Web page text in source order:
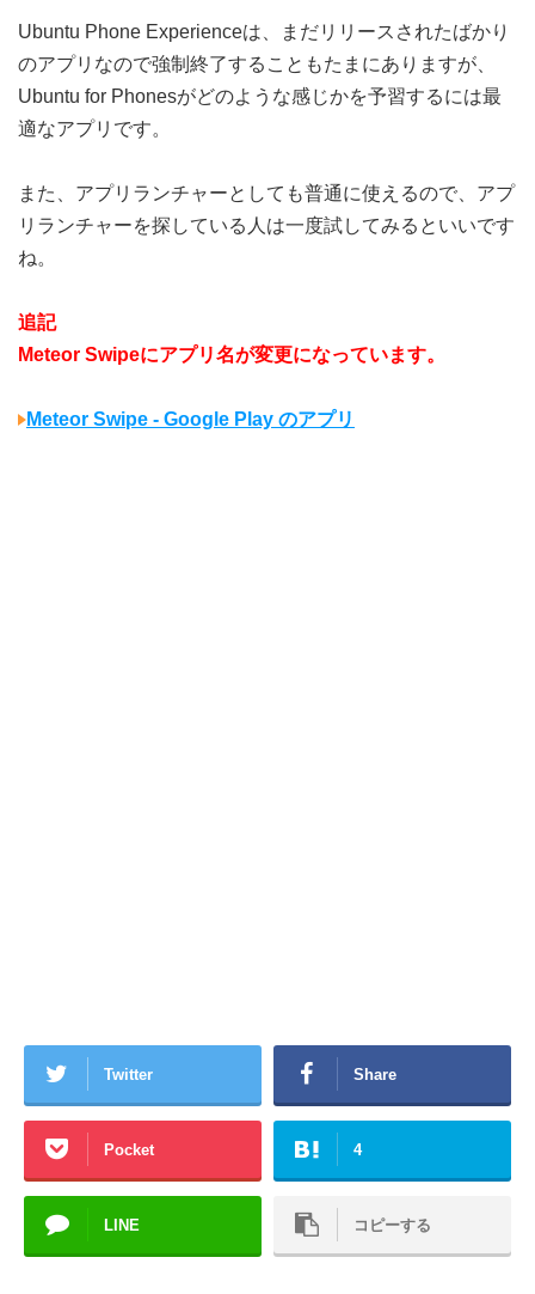
Ubuntu Phone Experienceは、まだリリースされたばかり
のアプリなので強制終了することもたまにありますが、
Ubuntu for Phonesがどのような感じかを予習するには最
適なアプリです。
また、アプリランチャーとしても普通に使えるので、アプ
リランチャーを探している人は一度試してみるといいです
ね。
追記
Meteor Swipeにアプリ名が変更になっています。
Meteor Swipe - Google Play のアプリ
Twitter Share
Pocket 4
LINE コピーする